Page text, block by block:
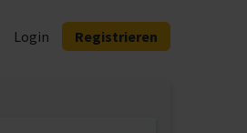
Login Registrieren